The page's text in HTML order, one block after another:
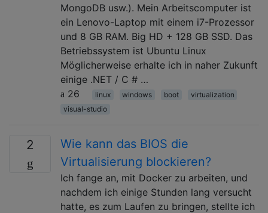
MongoDB usw.). Mein Arbeitscomputer ist
ein Lenovo-Laptop mit einem i7-Prozessor
und 8 GB RAM. Big HD + 128 GB SSD. Das
Betriebssystem ist Ubuntu Linux
Möglicherweise erhalte ich in naher Zukunft
einige .NET / C # …
26
linux windows boot
virtualization
visual-studio
2
Wie kann das BIOS die
Virtualisierung blockieren?
Ich fange an, mit Docker zu arbeiten, und
nachdem ich einige Stunden lang versucht
hatte, es zum Laufen zu bringen, stellte ich